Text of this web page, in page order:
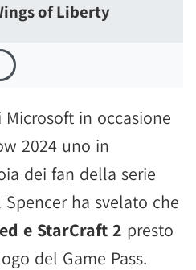
of Liberty
in occasione
2024 uno in
dei fan della serie
ha svelato che
e StarCraft 2 presto
del Game Pass.